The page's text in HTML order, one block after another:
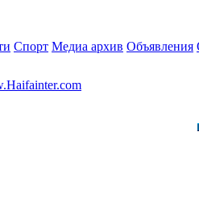
Спорт Медиа архив Объявления